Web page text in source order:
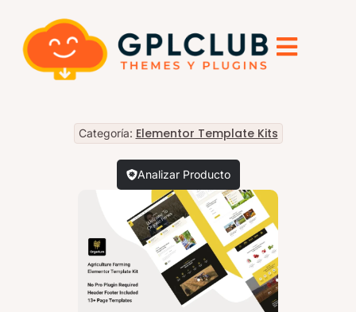
Categoría: Elementor Template Kits
Analizar Producto